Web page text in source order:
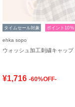
タイムセール対象 ポイント10%
ehka sopo
ウォッシュ加工刺繍キャップ
¥1,716 -60%OFF-